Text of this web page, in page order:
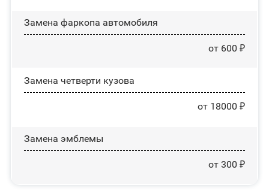
Замена фаркопа автомобиля
от 600 ₽
Замена четверти кузова
от 18000 ₽
Замена эмблемы
от 300 ₽